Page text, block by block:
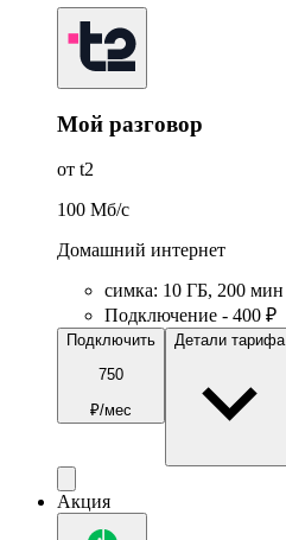
Мой разговор
от t2
100 Мб/c
Домашний интернет
симка: 10 ГБ, 200 мин
Подключение - 400 ₽
Подключить
750
₽/мес
Детали тарифа
Акция